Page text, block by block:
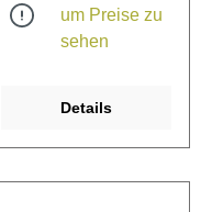
um Preise zu
sehen
Details